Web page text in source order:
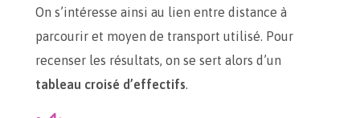
On s’intéresse ainsi au lien entre distance à
parcourir et moyen de transport utilisé. Pour
recenser les résultats, on se sert alors d’un
tableau croisé d’effectifs.